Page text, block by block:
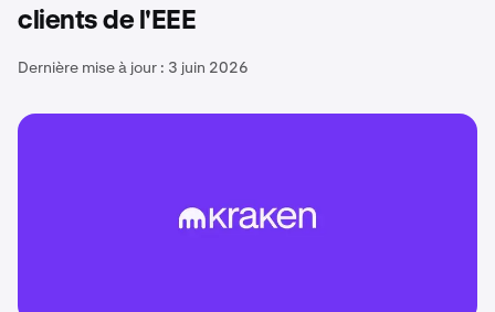
clients de l'EEE
Dernière mise à jour : 3 juin 2026